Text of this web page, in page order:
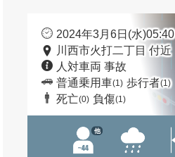
2024年3月6日(水)05:40
川西市火打二丁目 付近
人対車両 事故
普通乗用車(1) 歩行者(1)
死亡(0) 負傷(1)
他